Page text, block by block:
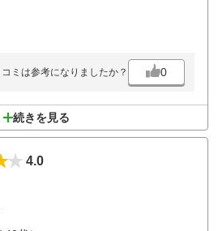
す。４サムでプレーしました、ちょっと後
ミは参考になりましたか？ 0
続きを見る
4.0